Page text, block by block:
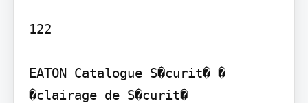
122
EATON Catalogue S�curit� �
�clairage de S�curit�